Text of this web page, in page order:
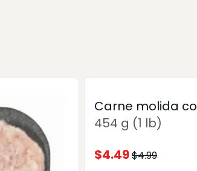
Carne molida
454 g (1 lb)
$4.49$4.99